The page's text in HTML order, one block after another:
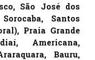
São José dos
Santos
Praia Grande
Americana,
Bauru,